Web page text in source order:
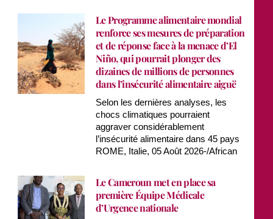
Le Programme alimentaire mondial
renforce ses mesures de préparation
et de réponse face à la menace d’El
Niño, qui pourrait plonger des
dizaines de millions de personnes
dans l’insécurité alimentaire aiguë
Selon les dernières analyses, les
chocs climatiques pourraient
aggraver considérablement
l’insécurité alimentaire dans 45 pays
ROME, Italie, 05 Août 2026-/African
Le Cameroun met en place sa
première Équipe Médicale
d’Urgence nationale